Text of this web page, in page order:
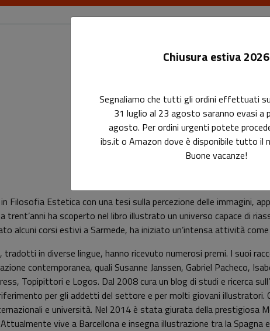
Le riviste I corsi
Anna Castagnoli
Filosofia Estetica con una tesi sulla percezione delle immagini,
trent’anni ha scoperto nel libro illustrato un universo capace di
alcuni corsi estivi a Sarmede, ha iniziato un’intensa attività
tradotti in diverse lingue, hanno ricevuto numerosi premi. I suoi
contemporanea, quali Susanne Janssen, Gabriel Pacheco,
Topipittori e Logos. Dal 2008 cura un blog di studi e ricerca
per gli addetti del settore e per molti giovani illustratori.
e università. Nel 2014 è stata giurata della prestigiosa
vive a Barcellona e insegna illustrazione tra la Spagna e
Chiusura estiva 2026
Segnaliamo che tutti gli ordini effettuati
31 luglio al 23 agosto saranno evasi a
agosto. Per ordini urgenti potete
ibs.it o Amazon dove è disponibile tutto il
Buone vacanze!